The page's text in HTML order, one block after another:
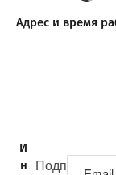
о
Адрес и время
И
н
Подп